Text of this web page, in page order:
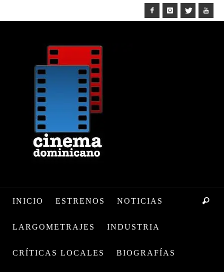
INICIO ESTRENOS NOTICIAS
LARGOMETRAJES INDUSTRIA
CRÍTICAS LOCALES BIOGRAFÍAS